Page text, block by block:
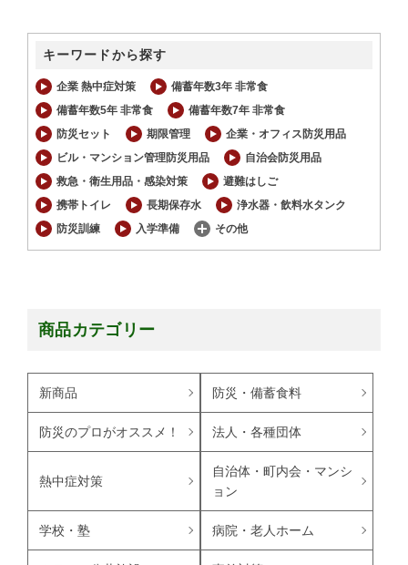
キーワードから探す
企業 熱中症対策
備蓄年数3年 非常食
備蓄年数5年 非常食
備蓄年数7年 非常食
防災セット
期限管理
企業・オフィス防災用品
ビル・マンション管理防災用品
自治会防災用品
救急・衛生用品・感染対策
避難はしご
携帯トイレ
長期保存水
浄水器・飲料水タンク
防災訓練
入学準備 その他
商品カテゴリー
新商品 防災・備蓄食料
防災のプロがオススメ！ 法人・各種団体
熱中症対策
自治体・町内会・マンシ
ョン
学校・塾 病院・老人ホーム